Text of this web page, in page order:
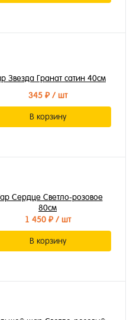
Звезда Гранат сатин 40см
345 ₽/ шт
В корзину
Сердце Светло-розовое
80см
1 450 ₽/ шт
В корзину